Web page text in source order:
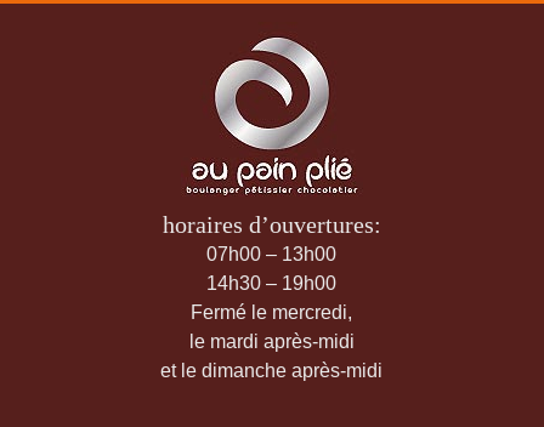
horaires d’ouvertures:
07h00 – 13h00
14h30 – 19h00
Fermé le mercredi,
le mardi après-midi
et le dimanche après-midi